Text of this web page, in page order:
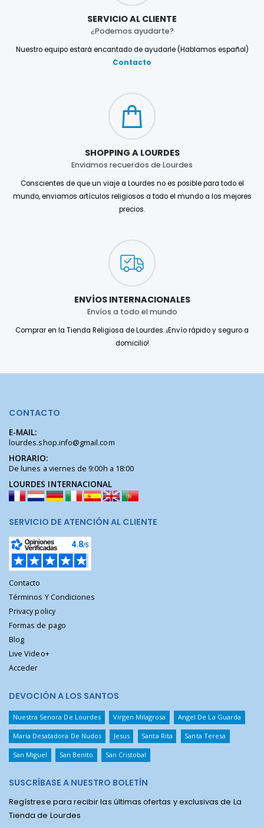
SERVICIO AL CLIENTE
¿Podemos ayudarte?
Nuestro equipo estará encantado de ayudarle (Hablamos español)
Contacto
SHOPPING A LOURDES
Enviamos recuerdos de Lourdes
Conscientes de que un viaje a Lourdes no es posible para todo el
mundo, enviamos artículos religiosos a todo el mundo a los mejores
precios.
ENVÍOS INTERNACIONALES
Envíos a todo el mundo
Comprar en la Tienda Religiosa de Lourdes. ¡Envío rápido y seguro a
domicilio!
CONTACTO
E-MAIL:
lourdes.shop.info@gmail.com
HORARIO:
De lunes a viernes de 9:00h a 18:00
LOURDES INTERNACIONAL
SERVICIO DE ATENCIÓN AL CLIENTE
Contacto
Términos Y Condiciones
Privacy policy
Formas de pago
Blog
Live Video+
Acceder
DEVOCIÓN A LOS SANTOS
Nuestra Senora De Lourdes Virgen Milagrosa Angel De La Guarda
Maria Desatadora De Nudos Jesus Santa Rita Santa Teresa
San Miguel San Benito San Cristobal
SUSCRÍBASE A NUESTRO BOLETÍN
Regístrese para recibir las últimas ofertas y exclusivas de La
Tienda de Lourdes